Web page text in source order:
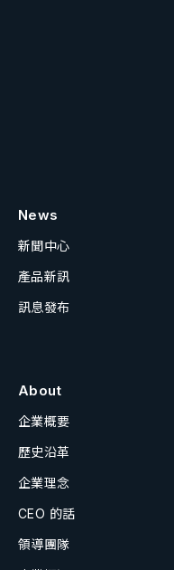
News
新聞中心
產品新訊
訊息發布
About
企業概要
歷史沿革
企業理念
CEO 的話
領導團隊